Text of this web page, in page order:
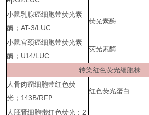
小鼠乳腺癌细胞带荧光素
酶；AT-3/LUC
荧光素酶
小鼠宫颈癌细胞带荧光素
酶；U14/LUC
荧光素酶
转染红色荧光细胞株
人骨肉瘤细胞带红色荧
光；143B/RFP
红色荧光蛋白
人胚肾细胞带红色荧光；2